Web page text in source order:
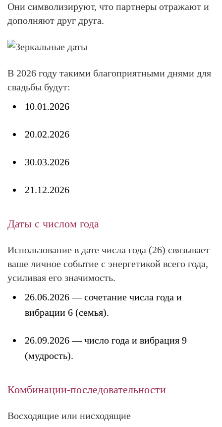
Они символизируют, что партнеры отражают и
дополняют друг друга.
В 2026 году такими благоприятными днями для
свадьбы будут:
10.01.2026
20.02.2026
30.03.2026
21.12.2026
Даты с числом года
Использование в дате числа года (26) связывает
ваше личное событие с энергетикой всего года,
усиливая его значимость.
26.06.2026— сочетание числа года и
вибрации 6 (семья).
26.09.2026— число года и вибрация 9
(мудрость).
Комбинации-последовательности
Восходящие или нисходящие